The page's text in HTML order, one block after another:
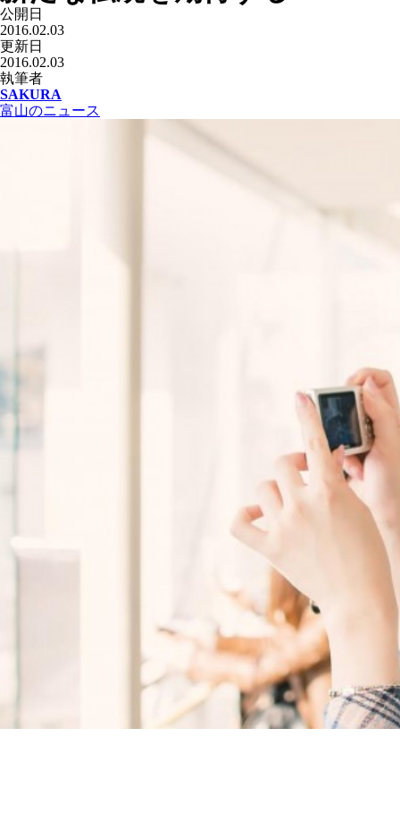
公開日
2016.02.03
更新日
2016.02.03
執筆者
SAKURA
富山のニュース